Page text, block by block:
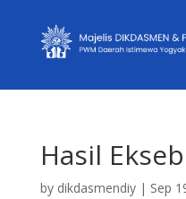
Hasil
by dikdasmendiy| Sep